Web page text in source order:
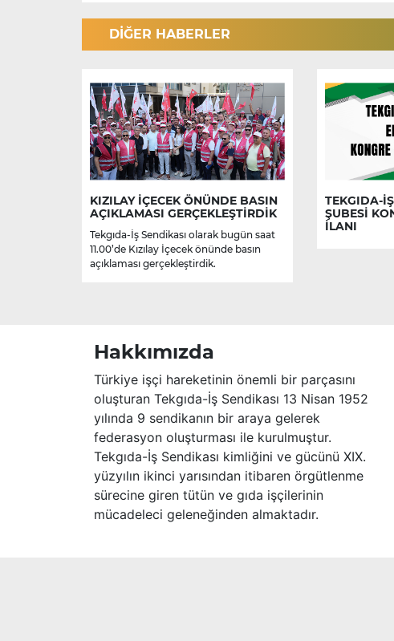
DİĞER HABERLER
KIZILAY İÇECEK ÖNÜNDE BASIN
AÇIKLAMASI GERÇEKLEŞTİRDİK
Tekgıda-İş Sendikası olarak bugün saat
11.00’de Kızılay İçecek önünde basın
açıklaması gerçekleştirdik.
TEKGIDA-
ŞUBESİ
İLANI
Hakkımızda
Türkiye işçi hareketinin önemli bir parçasını
oluşturan Tekgıda-İş Sendikası 13 Nisan 1952
yılında 9 sendikanın bir araya gelerek
federasyon oluşturması ile kurulmuştur.
Tekgıda-İş Sendikası kimliğini ve gücünü XIX.
yüzyılın ikinci yarısından itibaren örgütlenme
sürecine giren tütün ve gıda işçilerinin
mücadeleci geleneğinden almaktadır.